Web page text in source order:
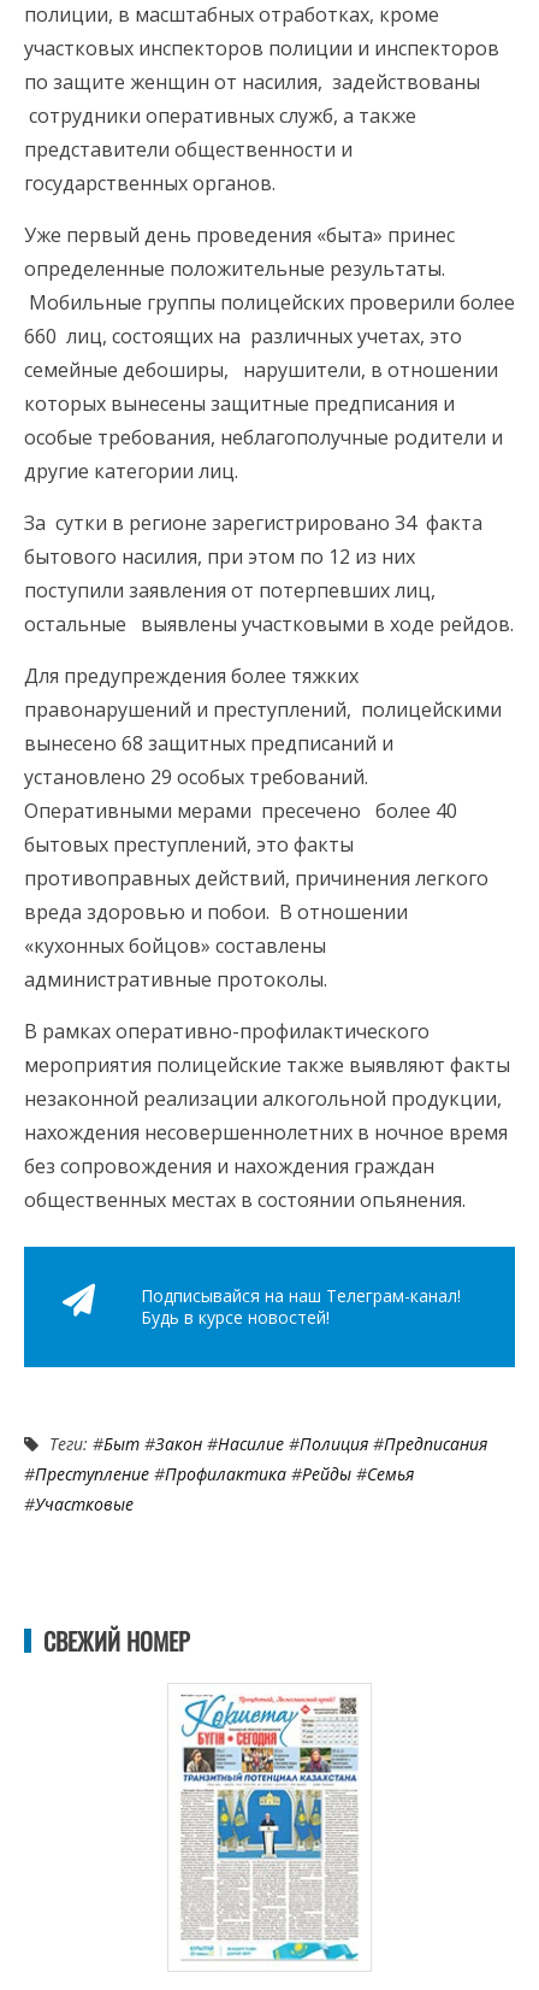
полиции, в масштабных отработках, кроме
участковых инспекторов полиции и инспекторов
по защите женщин от насилия, задействованы
сотрудники оперативных служб, а также
представители общественности и
государственных органов.
Уже первый день проведения «быта» принес
определенные положительные результаты.
Мобильные группы полицейских проверили более
660 лиц, состоящих на различных учетах, это
семейные дебоширы, нарушители, в отношении
которых вынесены защитные предписания и
особые требования, неблагополучные родители и
другие категории лиц.
За сутки в регионе зарегистрировано 34 факта
бытового насилия, при этом по 12 из них
поступили заявления от потерпевших лиц,
остальные выявлены участковыми в ходе рейдов.
Для предупреждения более тяжких
правонарушений и преступлений, полицейскими
вынесено 68 защитных предписаний и
установлено 29 особых требований.
Оперативными мерами пресечено более 40
бытовых преступлений, это факты
противоправных действий, причинения легкого
вреда здоровью и побои. В отношении
«кухонных бойцов» составлены
административные протоколы.
В рамках оперативно-профилактического
мероприятия полицейские также выявляют факты
незаконной реализации алкогольной продукции,
нахождения несовершеннолетних в ночное время
без сопровождения и нахождения граждан
общественных местах в состоянии опьянения.
Подписывайся на наш Телеграм-канал!
Будь в курсе новостей!
Теги: #Быт #Закон #Насилие #Полиция #Предписания
#Преступление #Профилактика #Рейды #Семья
#Участковые
СВЕЖИЙ НОМЕР